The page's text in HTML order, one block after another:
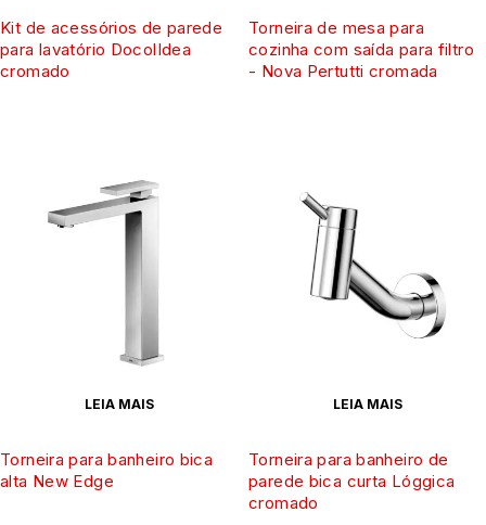
Kit de acessórios de parede
para lavatório DocolIdea
cromado
Torneira de mesa para
cozinha com saída para filtro
- Nova Pertutti cromada
LEIA MAIS
Torneira para banheiro bica
alta New Edge
LEIA MAIS
Torneira para banheiro de
parede bica curta Lóggica
cromado